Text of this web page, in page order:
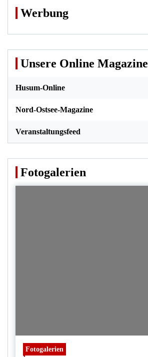
Werbung
Unsere Online Magazine
Husum-Online
Nord-Ostsee-Magazine
Veranstaltungsfeed
Fotogalerien
Fotogalerien